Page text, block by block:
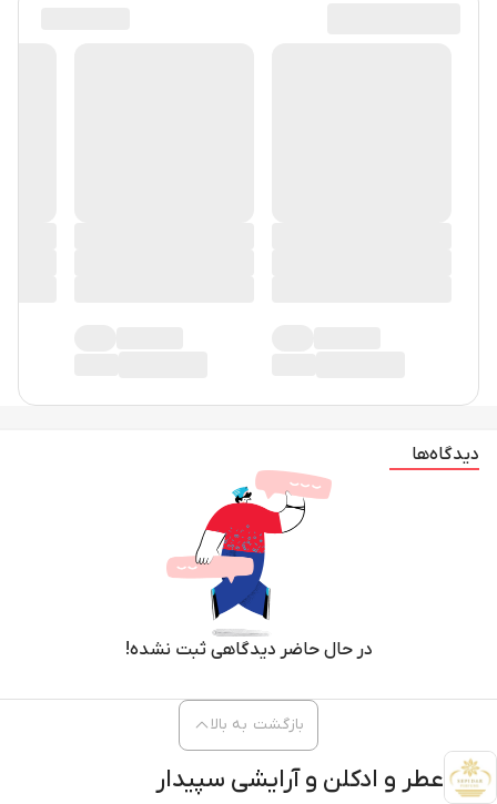
دیدگاه‌ها
در حال حاضر دیدگاهی ثبت نشده!
عطر و ادکلن و آرایشی سپیدار
بازگشت به بالا